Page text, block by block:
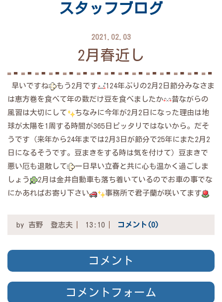
スタッフブログ
2021.02.03
2月春近し
早いですね もう2月です
124年ぶりの2月2日節分みなさま
は恵方巻を食べて年の数だけ豆を食べましたか
昔ながらの
風習は大切にして
ちなみに今年が2月2日になった理由は地
球が太陽を1周する時間が365日ピッタリではないから。だそ
うです（来年から24年までは2月3日が節分で25年にまた2月2
日になるそうです。豆まきをする時は気を付けて）豆まきで
悪い厄も退散して
一日早い立春と共に心も温かく過ごしま
しょう
2月は金井自動車も落ち着いているのでお車の事でな
にかあればお寄り下さい
事務所で君子蘭が咲いてます
by 吉野 登志夫 13:10 コメント(0)
コメント
コメントフォーム